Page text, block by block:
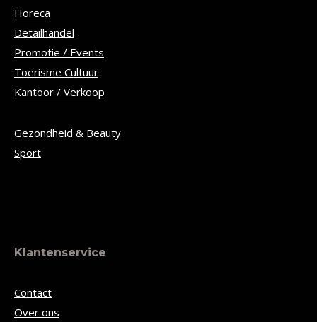
Horeca
Detailhandel
Promotie / Events
Toerisme Cultuur
Kantoor / Verkoop
Gezondheid & Beauty
Sport
Klantenservice
Contact
Over ons